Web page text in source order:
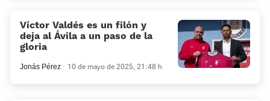
Víctor Valdés es un filón y
deja al Ávila a un paso de la
gloria
Jonás Pérez 10 de mayo de 2025, 21:48 h